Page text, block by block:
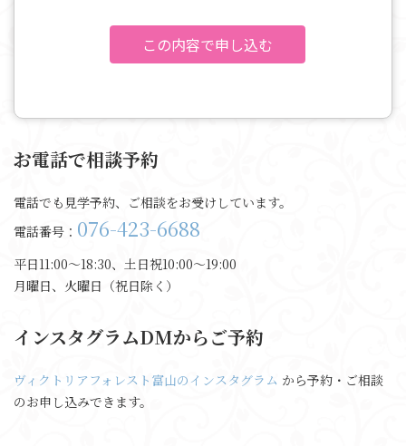
お電話で相談予約
電話でも見学予約、ご相談をお受けしています。
電話番号： 076-423-6688
平日11:00〜18:30、土日祝10:00〜19:00
月曜日、火曜日（祝日除く）
インスタグラムDMからご予約
ヴィクトリアフォレスト富山のインスタグラム から予約・ご相談
のお申し込みできます。